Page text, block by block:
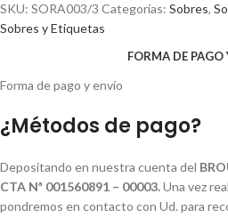
SKU: SORA003/3 Categorías: Sobres,
Sobres y Etiquetas
FORMA DE PAGO
Forma de pago y envío
¿Métodos de pago?
Depositando en nuestra cuenta del
CTA Nª 001560891 – 00003.Una vez
pondremos en contacto con Ud. para